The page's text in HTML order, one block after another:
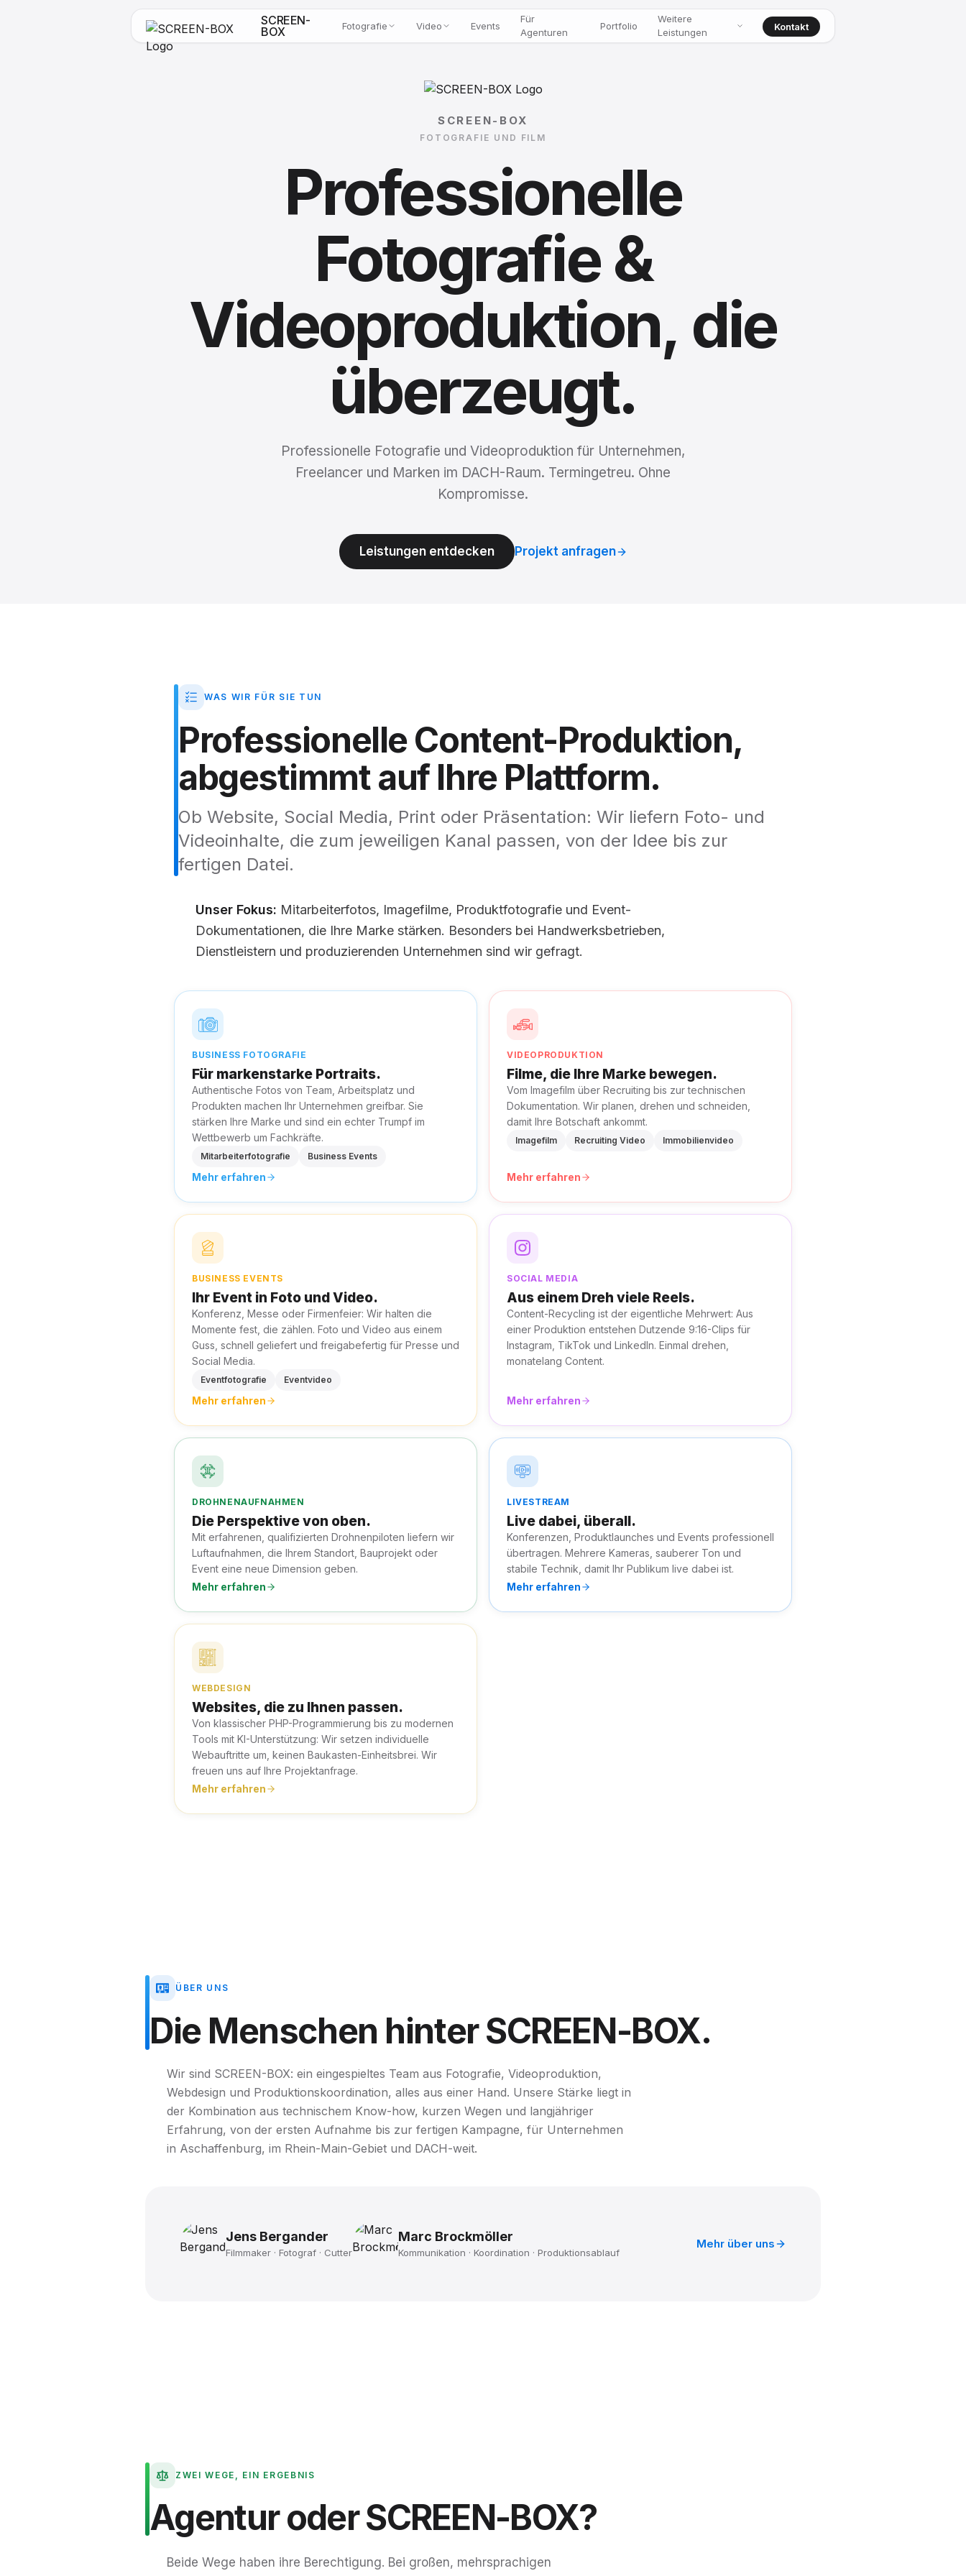
SCREEN-
BOX
Fotografie Video Events
Für
Agenturen
Portfolio
Weitere
Leistungen
Kontakt
SCREEN-BOX
FOTOGRAFIE UND FILM
Professionelle
Fotografie&
Videoproduktion, die
überzeugt.
Professionelle Fotografie und Videoproduktion für Unternehmen,
Freelancer und Marken im DACH-Raum. Termingetreu. Ohne
Kompromisse.
Leistungen entdecken Projekt anfragen
WAS WIR FÜR SIE TUN
ProfessionelleContent-Produktion,
abgestimmtauf Ihre Plattform.
Ob Website, Social Media, Print oder Präsentation: Wir liefern Foto- und
Videoinhalte, die zum jeweiligen Kanal passen, von der Idee bis zur
fertigen Datei.
Unser Fokus: Mitarbeiterfotos, Imagefilme, Produktfotografie und Event-
Dokumentationen, die Ihre Marke stärken. Besonders bei Handwerksbetrieben,
Dienstleistern und produzierenden Unternehmen sind wir gefragt.
BUSINESS FOTOGRAFIE
Für markenstarke Portraits.
Authentische Fotos von Team, Arbeitsplatz und
Produkten machen Ihr Unternehmen greifbar. Sie
stärken Ihre Marke und sind ein echter Trumpf im
Wettbewerb um Fachkräfte.
Mitarbeiterfotografie Business Events
Mehr erfahren
VIDEOPRODUKTION
Filme, die Ihre Marke bewegen.
Vom Imagefilm über Recruiting bis zur technischen
Dokumentation. Wir planen, drehen und schneiden,
damit Ihre Botschaft ankommt.
Imagefilm Recruiting Video Immobilienvideo
Mehr erfahren
BUSINESS EVENTS
Ihr Event in Foto und Video.
Konferenz, Messe oder Firmenfeier: Wir halten die
Momente fest, die zählen. Foto und Video aus einem
Guss, schnell geliefert und freigabefertig für Presse und
Social Media.
Eventfotografie Eventvideo
Mehr erfahren
SOCIAL MEDIA
Aus einem Dreh viele Reels.
Content-Recycling ist der eigentliche Mehrwert: Aus
einer Produktion entstehen Dutzende 9:16-Clips für
Instagram, TikTok und LinkedIn. Einmal drehen,
monatelang Content.
Mehr erfahren
DROHNENAUFNAHMEN
Die Perspektive von oben.
Mit erfahrenen, qualifizierten Drohnenpiloten liefern wir
Luftaufnahmen, die Ihrem Standort, Bauprojekt oder
Event eine neue Dimension geben.
Mehr erfahren
LIVESTREAM
Live dabei, überall.
Konferenzen, Produktlaunches und Events professionell
übertragen. Mehrere Kameras, sauberer Ton und
stabile Technik, damit Ihr Publikum live dabei ist.
Mehr erfahren
WEBDESIGN
Websites, die zu Ihnen passen.
Von klassischer PHP-Programmierung bis zu modernen
Tools mit KI-Unterstützung: Wir setzen individuelle
Webauftritte um, keinen Baukasten-Einheitsbrei. Wir
freuen uns auf Ihre Projektanfrage.
Mehr erfahren
ÜBER UNS
Die Menschen hinterSCREEN-BOX.
Wir sind SCREEN-BOX: ein eingespieltes Team aus Fotografie, Videoproduktion,
Webdesign und Produktionskoordination, alles aus einer Hand. Unsere Stärke liegt in
der Kombination aus technischem Know-how, kurzen Wegen und langjähriger
Erfahrung, von der ersten Aufnahme bis zur fertigen Kampagne, für Unternehmen
in Aschaffenburg, im Rhein-Main-Gebiet und DACH-weit.
Jens Bergander
Filmmaker · Fotograf · Cutter
Marc Brockmöller
Kommunikation · Koordination · Produktionsablauf
Mehr über uns
ZWEI WEGE, EIN ERGEBNIS
AgenturoderSCREEN-BOX?
Beide Wege haben ihre Berechtigung. Bei großen, mehrsprachigen